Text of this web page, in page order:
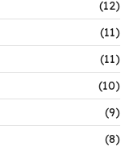
(12)
(11)
(11)
(10)
(9)
(8)